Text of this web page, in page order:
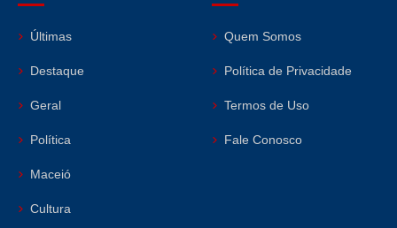
Últimas
Destaque
Geral
Política
Maceió
Cultura
Quem Somos
Política de Privacidade
Termos de Uso
Fale Conosco